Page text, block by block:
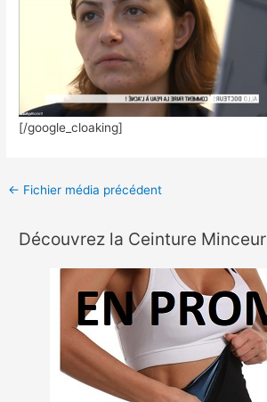
[/google_cloaking]
← Fichier média précédent
Découvrez la Ceinture Minceur